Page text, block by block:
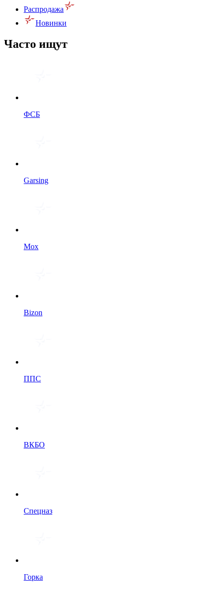
Распродажа
Новинки
Часто ищут
ФСБ
Garsing
Мох
Bizon
ППС
ВКБО
Спецназ
Горка